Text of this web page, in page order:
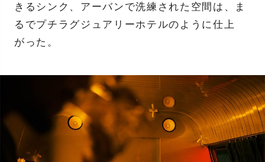
きるシンク、アーバンで洗練された空間は、ま
るでプチラグジュアリーホテルのように仕上
がった。